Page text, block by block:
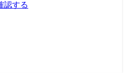
認する